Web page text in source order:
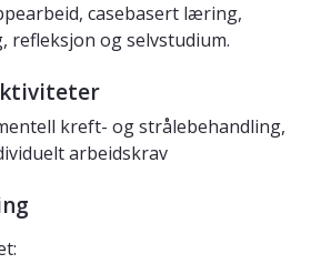
casebasert læring,
refleksjon og selvstudium.
kreft- og strålebehandling,
arbeidskrav